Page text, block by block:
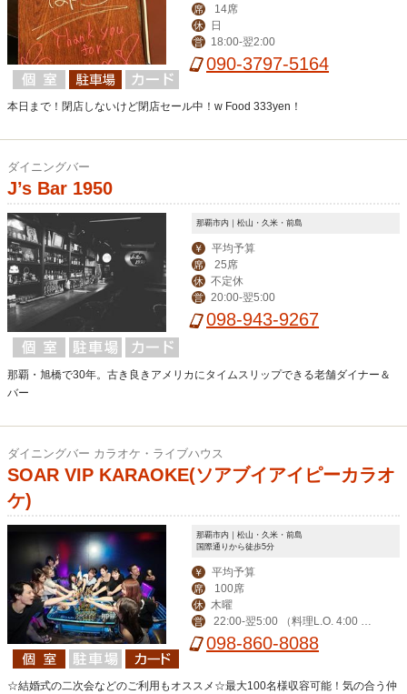
席 14席
休 日
営 18:00-翌2:00
090-3797-5164
本日まで！閉店しないけど閉店セール中！w Food 333yen！
ダイニングバー
J’s Bar 1950
那覇市内｜松山・久米・前島
￥ 平均予算
席 25席
休 不定休
営 20:00-翌5:00
098-943-9267
那覇・旭橋で30年。古き良きアメリカにタイムスリップできる老舗ダイナー＆
バー
ダイニングバー カラオケ・ライブハウス
SOAR VIP KARAOKE(ソアブイアイピーカラオ
ケ)
那覇市内｜松山・久米・前島
国際通りから徒歩5分
￥ 平均予算
席 100席
休 木曜
営
22:00-翌5:00 （料理L.O. 4:00 ド
リンクL.O. 4:00）
098-860-8088
☆結婚式の二次会などのご利用もオススメ☆最大100名様収容可能！気の合う仲